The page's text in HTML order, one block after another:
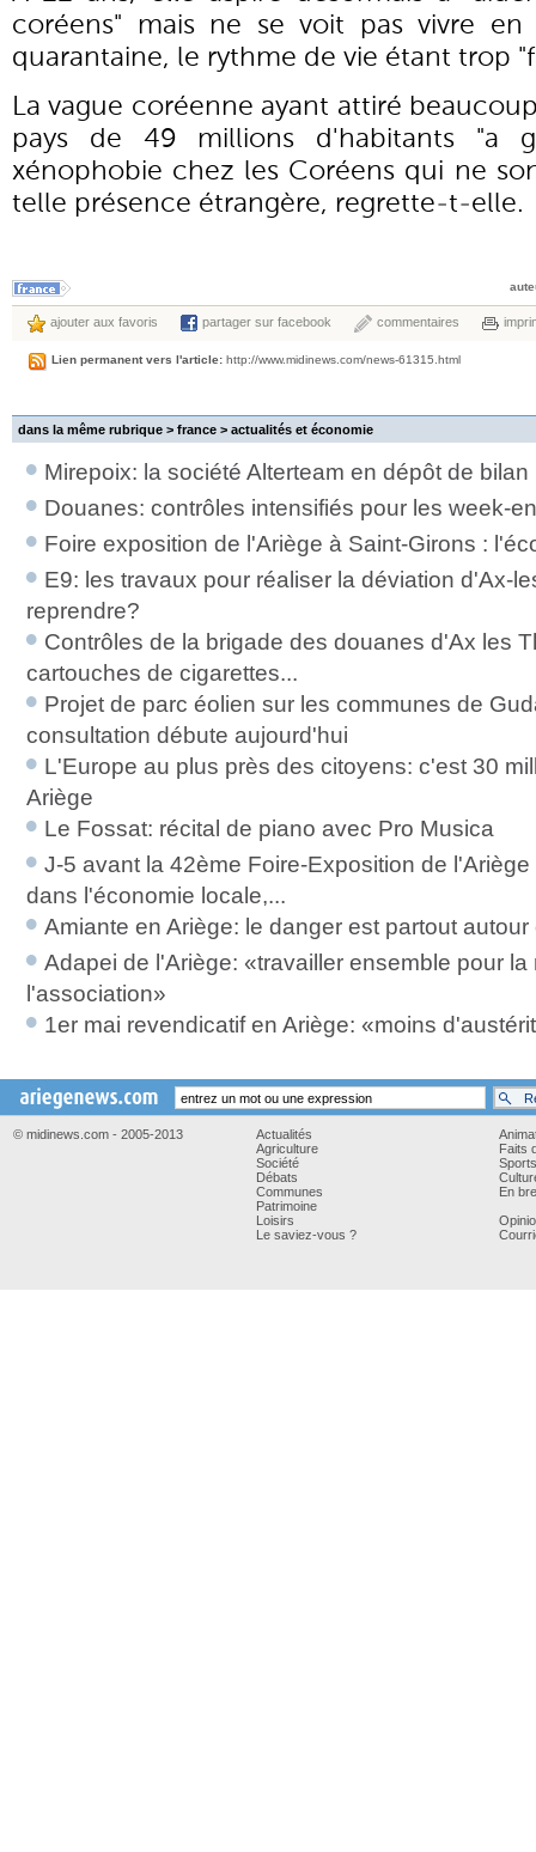
coréens" mais ne se voit pas vivre
quarantaine, le rythme de vie étant trop
La vague coréenne ayant attiré
pays de 49 millions d'habitants "a
xénophobie chez les Coréens qui ne
telle présence étrangère, regrette-t-elle.
ajouter aux favoris partager sur facebook commentaires
Lien permanent vers l'article: http://www.midinews.com/news-61315.html
dans la même rubrique > france > actualités et économie
Mirepoix: la société Alterteam en dépôt de bilan
Douanes: contrôles intensifiés pour les week-
Foire exposition de l'Ariège à Saint-Girons :
E9: les travaux pour réaliser la déviation d'Ax-
reprendre?
Contrôles de la brigade des douanes d'Ax les
cartouches de cigarettes...
Projet de parc éolien sur les communes de
consultation débute aujourd'hui
L'Europe au plus près des citoyens: c'est 30
Ariège
Le Fossat: récital de piano avec Pro Musica
J-5 avant la 42ème Foire-Exposition de
dans l'économie locale,...
Amiante en Ariège: le danger est partout
Adapei de l'Ariège: «travailler ensemble pour
l'association»
1er mai revendicatif en Ariège: «moins
© midinews.com - 2005-2013
Actualités
Agriculture
Société
Débats
Communes
Patrimoine
Loisirs
Le saviez-vous ?
Faits
Sports
En